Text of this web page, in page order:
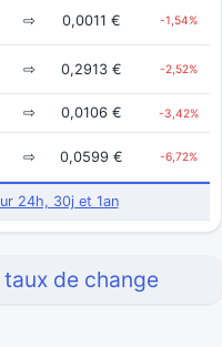
⇨ 0,0011 € -1,54%
⇨ 0,2913 € -2,52%
⇨ 0,0106 € -3,42%
⇨ 0,0599 € -6,72%
24h, 30j et 1an
de change